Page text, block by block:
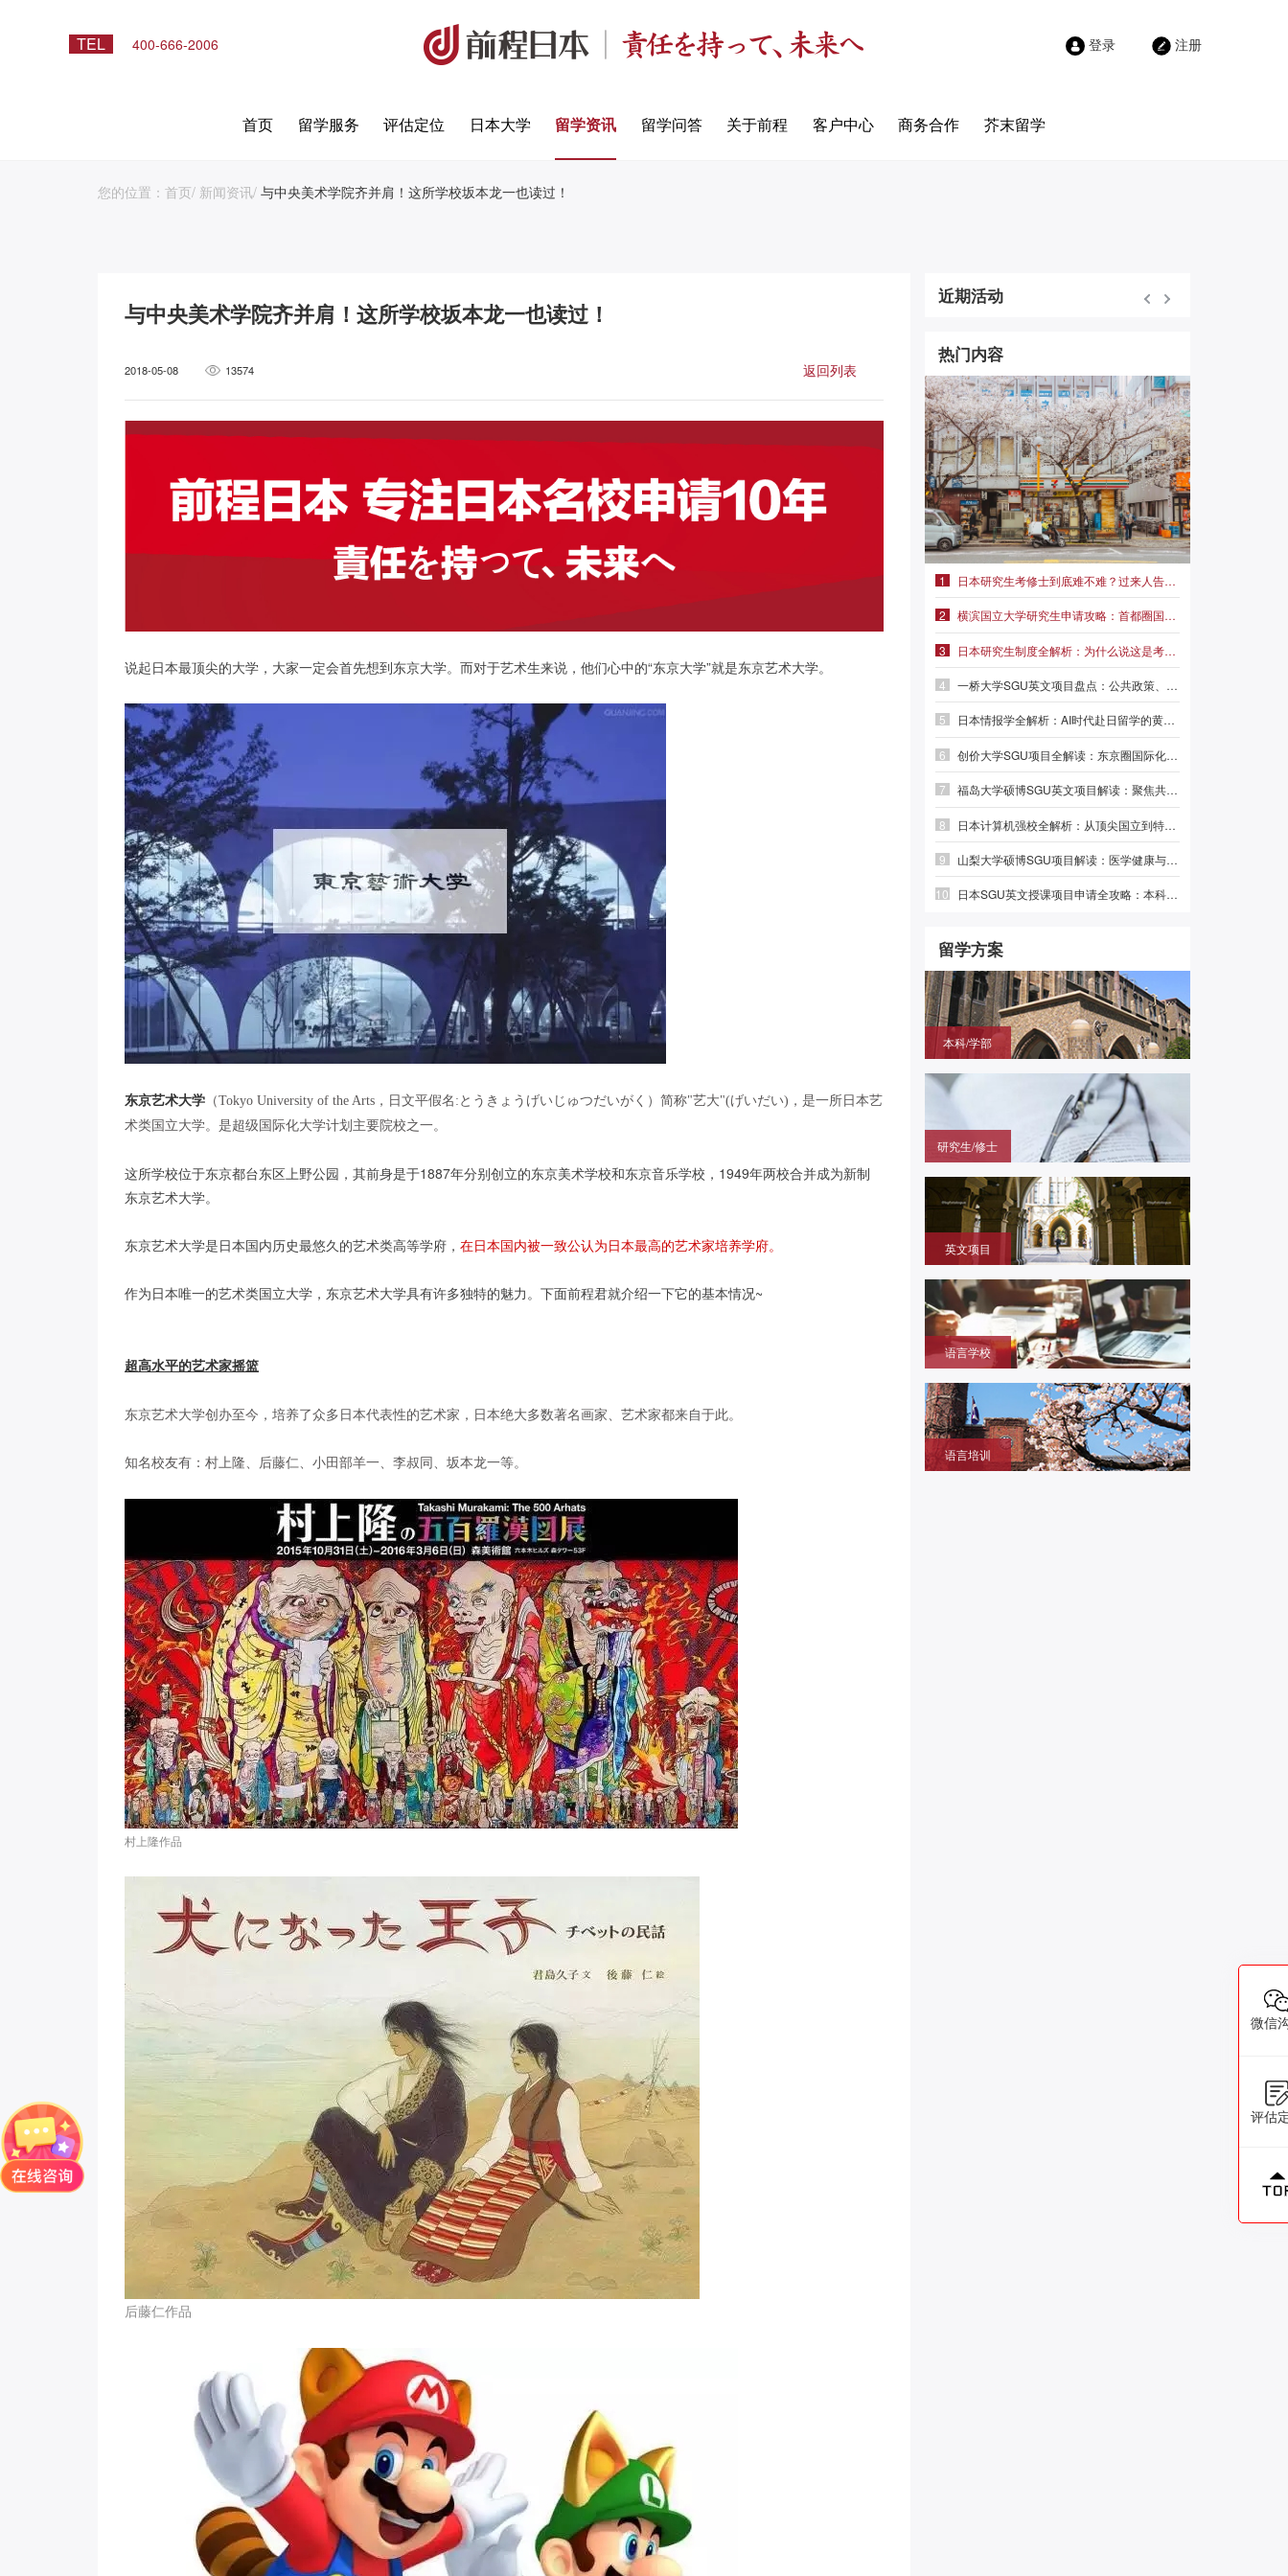
TEL 400-666-2006 登录 注册
首页 留学服务 评估定位 日本大学 留学资讯 留学问答 关于前程 客户中心 商务合作 芥末留学
您的位置： 首页/ 新闻资讯/ 与中央美术学院齐并肩！这所学校坂本龙一也读过！
与中央美术学院齐并肩！这所学校坂本龙一也读过！
2018-05-08 13574 返回列表
说起日本最顶尖的大学，大家一定会首先想到东京大学。而对于艺术生来说，他们心中的“东京大学”就是东京艺术大学。
东京艺术大学 （Tokyo University of the Arts，日文平假名:とうきょうげいじゅつだいがく）简称"艺大"(げいだい)，是一所日本艺
术类国立大学。是超级国际化大学计划主要院校之一。
这所学校位于东京都台东区上野公园，其前身是于1887年分别创立的东京美术学校和东京音乐学校，1949年两校合并成为新制
东京艺术大学。
东京艺术大学是日本国内历史最悠久的艺术类高等学府， 在日本国内被一致公认为日本最高的艺术家培养学府。
作为日本唯一的艺术类国立大学，东京艺术大学具有许多独特的魅力。下面前程君就介绍一下它的基本情况~
超高水平的艺术家摇篮
东京艺术大学创办至今，培养了众多日本代表性的艺术家，日本绝大多数著名画家、艺术家都来自于此。
知名校友有：村上隆、后藤仁、小田部羊一、李叔同、坂本龙一等。
村上隆作品
后藤仁作品
近期活动
热门内容
1 日本研究生考修士到底难不难？过来人告诉你真实难度|前程日本留学
2 横滨国立大学研究生申请攻略：首都圈国立名校，学费仅2.3万/年
3 日本研究生制度全解析：为什么说这是考修士最稳妥的路径？
4 一桥大学SGU英文项目盘点：公共政策、外交事务、MBA三大方向
5 日本情报学全解析：AI时代赴日留学的黄金赛道|前程日本留学
6 创价大学SGU项目全解读：东京圈国际化名校，本科/硕士/博士英文授课
7 福岛大学硕博SGU英文项目解读：聚焦共生系统与人间发达，英语直申
8 日本计算机强校全解析：从顶尖国立到特色专精，选对赛道少走弯路
9 山梨大学硕博SGU项目解读：医学健康与绿色光电，英语直申
10 日本SGU英文授课项目申请全攻略：本科、硕士时间线与避坑指南
留学方案
本科/学部
申请目标大学
研究生/修士
研究科就读的offer
英文项目
本大学学部/修士/博士课程
语言学校
学考试过渡阶段
语言培训
微信
评估